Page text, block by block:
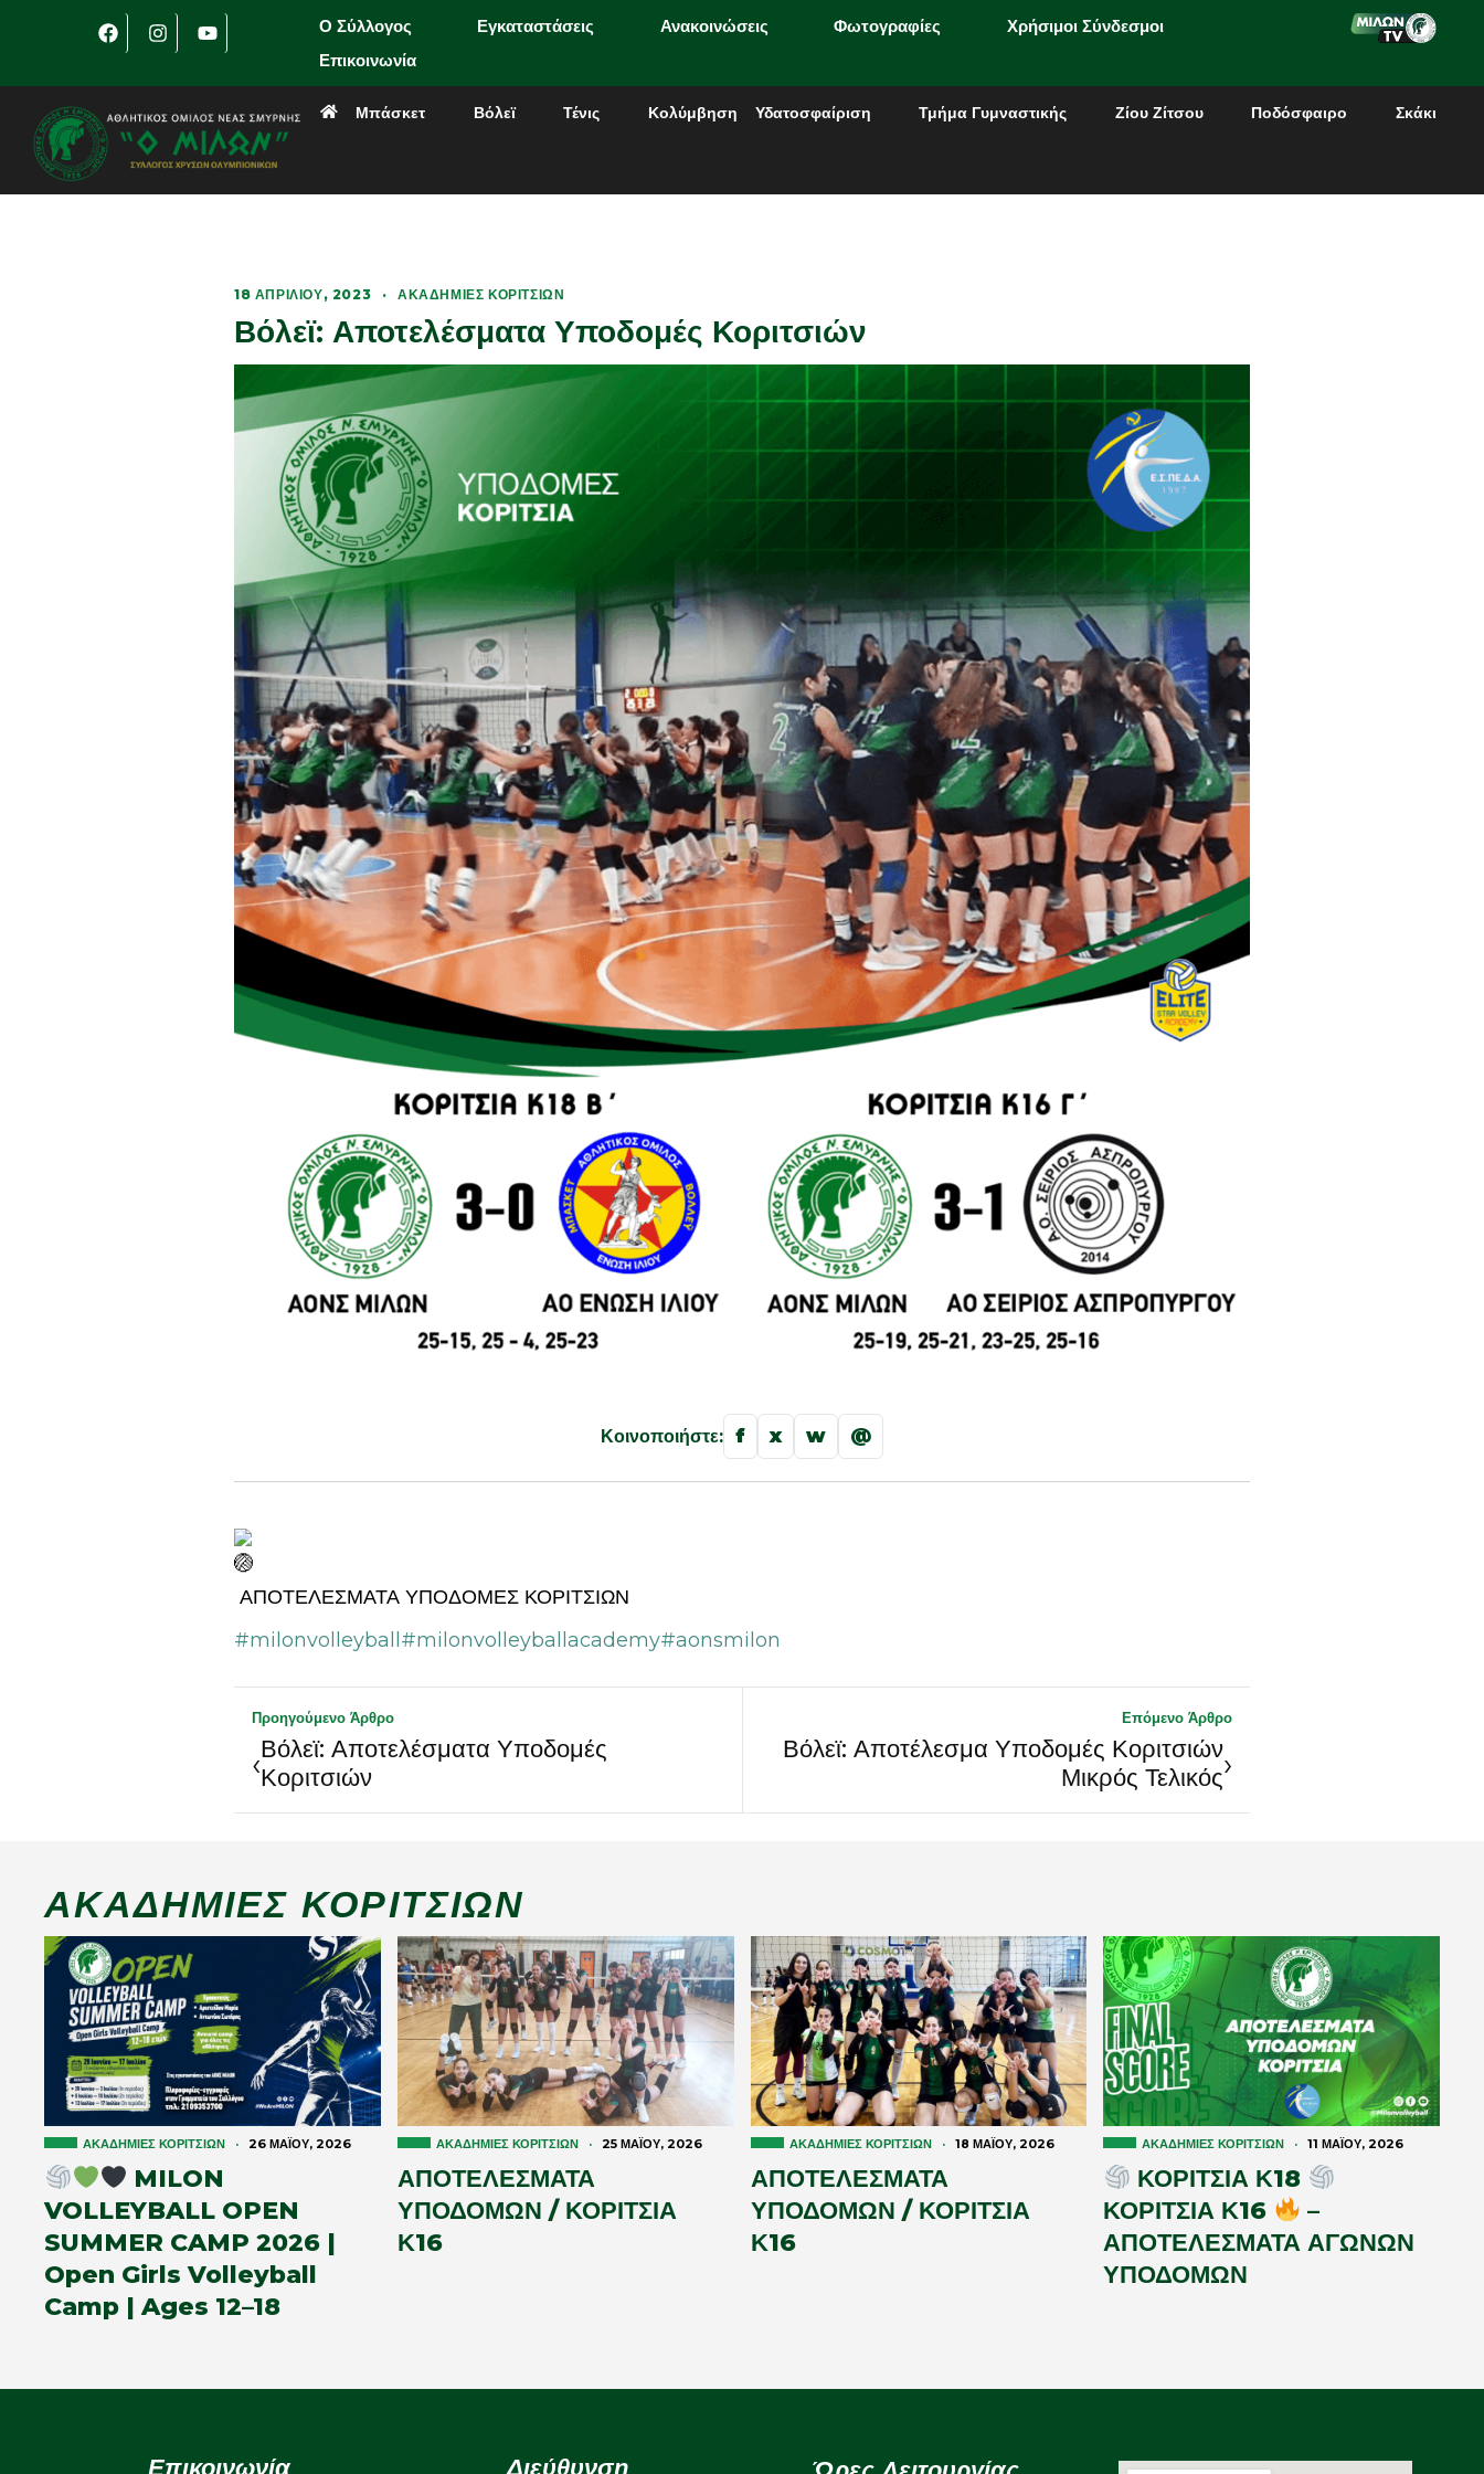
Ο Σύλλογος Εγκαταστάσεις Ανακοινώσεις Φωτογραφίες
Χρήσιμοι Σύνδεσμοι
Επικοινωνία
Μπάσκετ Βόλεϊ Τένις Κολύμβηση Υδατοσφαίριση Τμήμα Γυμναστικής Ζίου Ζίτσου Ποδόσφαιρο Σκάκι
18 ΑΠΡΙΛΊΟΥ, 2023 · ΑΚΑΔΗΜΊΕΣ ΚΟΡΙΤΣΙΏΝ
Βόλεϊ: Αποτελέσματα Υποδομές Κοριτσιών
Κοινοποιήστε: f x w @
ΑΠΟΤΕΛΕΣΜΑΤΑ ΥΠΟΔΟΜΕΣ ΚΟΡΙΤΣΙΩΝ
#milonvolleyball #milonvolleyballacademy#aonsmilon
Προηγούμενο Άρθρο
‹Βόλεϊ: Αποτελέσματα Υποδομές
Κοριτσιών
Επόμενο Άρθρο
›
Βόλεϊ: Αποτέλεσμα Υποδομές Κοριτσιών
Μικρός Τελικός
ΑΚΑΔΗΜΊΕΣ ΚΟΡΙΤΣΙΏΝ
ΑΚΑΔΗΜΊΕΣ ΚΟΡΙΤΣΙΏΝ · 26 ΜΑΪ́ΟΥ, 2026
MILON
VOLLEYBALL OPEN
SUMMER CAMP 2026 |
Open Girls Volleyball
Camp | Ages 12–18
ΑΚΑΔΗΜΊΕΣ ΚΟΡΙΤΣΙΏΝ · 25 ΜΑΪ́ΟΥ, 2026
ΑΠΟΤΕΛΕΣΜΑΤΑ
ΥΠΟΔΟΜΩΝ / ΚΟΡΙΤΣΙΑ
Κ16
ΑΚΑΔΗΜΊΕΣ ΚΟΡΙΤΣΙΏΝ · 18 ΜΑΪ́ΟΥ, 2026
ΑΠΟΤΕΛΕΣΜΑΤΑ
ΥΠΟΔΟΜΩΝ / ΚΟΡΙΤΣΙΑ
Κ16
ΑΚΑΔΗΜΊΕΣ ΚΟΡΙΤΣΙΏΝ · 11 ΜΑΪ́ΟΥ, 2026
ΚΟΡΙΤΣΙΑ Κ18
ΚΟΡΙΤΣΙΑ Κ16
–
ΑΠΟΤΕΛΕΣΜΑΤΑ ΑΓΩΝΩΝ
ΥΠΟΔΟΜΩΝ
Επικοινωνία Διεύθυνση